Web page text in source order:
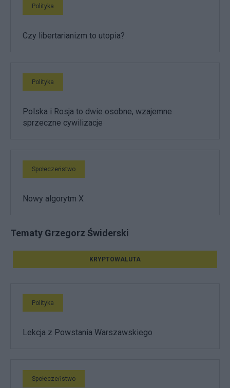
Polityka
Czy libertarianizm to utopia?
Polityka
Polska i Rosja to dwie osobne, wzajemne
sprzeczne cywilizacje
Społeczeństwo
Nowy algorytm X
Tematy Grzegorz Świderski
KRYPTOWALUTA
Polityka
Lekcja z Powstania Warszawskiego
Społeczeństwo